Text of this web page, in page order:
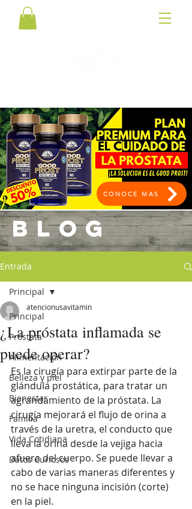
CONOCE MAS
BLOG
Entrada
Principal
Próstata
Alimentación
Belleza y piel
Bienestar
Familia
Vida Cotidiana
Datos Curiosos
Principal
¿La próstata inflamada se
puede operar?
atencionusavitamin
Es la cirugía para extirpar parte de la
glándula prostática, para tratar un
agrandamiento de la próstata. La
cirugía mejorará el flujo de orina a
través de la uretra, el conducto que
lleva la orina desde la vejiga hacia
afuera del cuerpo. Se puede llevar a
cabo de varias maneras diferentes y
no se hace ninguna incisión (corte)
en la piel.